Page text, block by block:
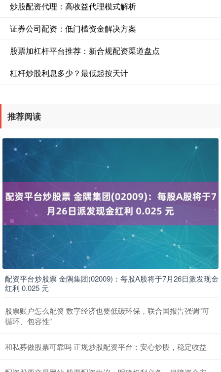
炒股配资代理：高收益代理模式解析
证券公司配资：低门槛资金解决方案
股票加杠杆平台推荐：新合规配资渠道盘点
杠杆炒股利息多少？最低起按天计
推荐阅读
配资平台炒股票 金隅集团(02009)：每股A股将于7月26日派发现金
红利 0.025 元
股票账户怎么配资 数字经济也要低碳环保，联合国报告强调“可
循环、包容性”
和私募做股票可靠吗 正规炒股配资平台：安心炒股，稳定收益